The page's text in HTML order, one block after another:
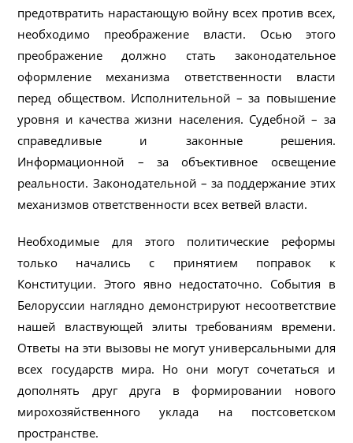
предотвратить нарастающую войну всех против всех,
необходимо преображение власти. Осью этого
преображение должно стать законодательное
оформление механизма ответственности власти
перед обществом. Исполнительной – за повышение
уровня и качества жизни населения. Судебной – за
справедливые и законные решения.
Информационной – за объективное освещение
реальности. Законодательной – за поддержание этих
механизмов ответственности всех ветвей власти.
Необходимые для этого политические реформы
только начались с принятием поправок к
Конституции. Этого явно недостаточно. События в
Белоруссии наглядно демонстрируют несоответствие
нашей властвующей элиты требованиям времени.
Ответы на эти вызовы не могут универсальными для
всех государств мира. Но они могут сочетаться и
дополнять друг друга в формировании нового
мирохозяйственного уклада на постсоветском
пространстве.